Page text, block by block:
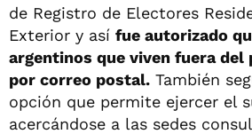
de Registro de Electores
Exterior y así fue autorizado
argentinos que viven fuera del
por correo postal. También
opción que permite ejercer el
acercándose a las sedes